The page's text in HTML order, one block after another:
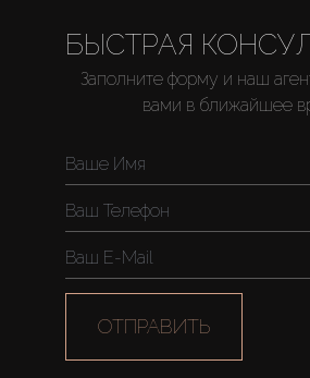
Аренда
Продажа
Новостройки
БЫСТРАЯ
Заполните форму и наш
вами в ближайшее
ОТПРАВИТЬ